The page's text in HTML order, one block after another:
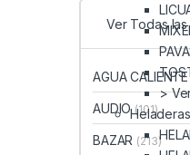
>
Ver Todas
AGUA CALIENTE
AUDIO (101)
BAZAR (213)